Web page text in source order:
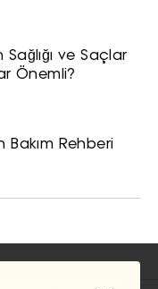
Sağlığı ve Saçlar
Önemli?
Bakım Rehberi